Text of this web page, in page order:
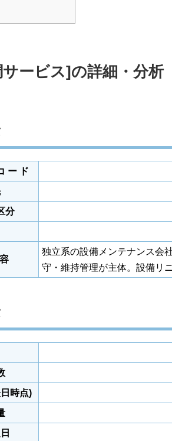
ービス]の詳細・分析
ー ド
分
独立系の設備メンテナンス会
守・維持管理が主体。設備リ
時点)